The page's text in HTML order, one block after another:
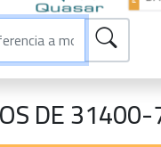
DE